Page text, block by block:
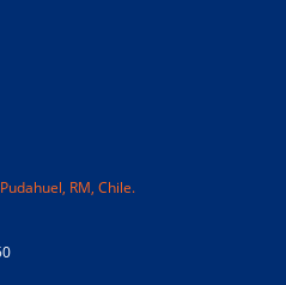
RM, Chile.